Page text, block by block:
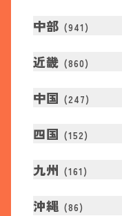
中部 (941 )
近畿 (860)
中国 (247)
四国 (152)
九州 (161 )
沖縄 (86)